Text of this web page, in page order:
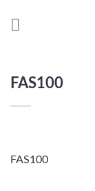
FAS100
FAS100